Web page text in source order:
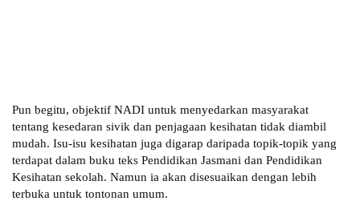
Pun begitu, objektif NADI untuk menyedarkan masyarakat
tentang kesedaran sivik dan penjagaan kesihatan tidak diambil
mudah. Isu-isu kesihatan juga digarap daripada topik-topik yang
terdapat dalam buku teks Pendidikan Jasmani dan Pendidikan
Kesihatan sekolah. Namun ia akan disesuaikan dengan lebih
terbuka untuk tontonan umum.